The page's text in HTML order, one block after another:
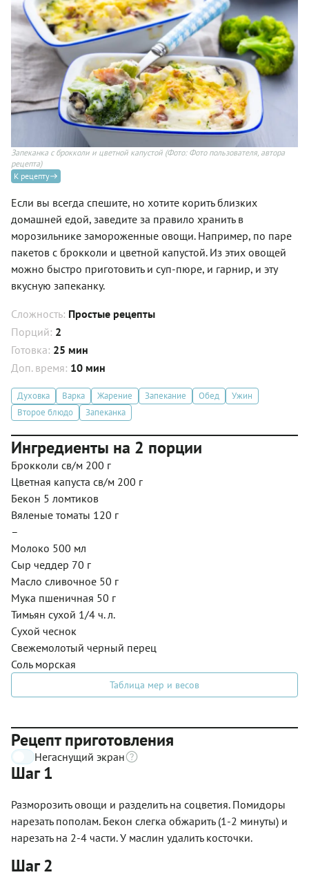
Запеканка с брокколи и цветной капустой (Фото: Фото пользователя, автора
рецепта)
К рецепту
Если вы всегда спешите, но хотите корить близких
домашней едой, заведите за правило хранить в
морозильнике замороженные овощи. Например, по паре
пакетов с брокколи и цветной капустой. Из этих овощей
можно быстро приготовить и суп-пюре, и гарнир, и эту
вкусную запеканку.
Сложность: Простые рецепты
Порций: 2
Готовка: 25 мин
Доп. время: 10 мин
Духовка Варка Жарение Запекание Обед
Ужин
Второе блюдо
Запеканка
Ингредиенты на 2 порции
Брокколи св/м 200 г
Цветная капуста св/м 200 г
Бекон 5 ломтиков
Вяленые томаты 120 г
–
Молоко 500 мл
Сыр чеддер 70 г
Масло сливочное 50 г
Мука пшеничная 50 г
Тимьян сухой 1/4 ч. л.
Сухой чеснок
Свежемолотый черный перец
Соль морская
Таблица мер и весов
Рецепт приготовления
Негаснущий экран
Шаг 1
Разморозить овощи и разделить на соцветия. Помидоры
нарезать пополам. Бекон слегка обжарить (1-2 минуты) и
нарезать на 2-4 части. У маслин удалить косточки.
Шаг 2